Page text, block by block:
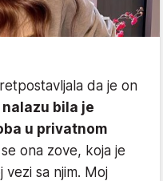
da je on
bila je
u privatnom
ona zove, koja je
sa njim. Moj